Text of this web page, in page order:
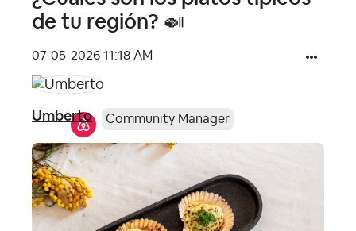
de tu región? 🍛
‎07-05-2026 11:18 AM
Umberto Community Manager